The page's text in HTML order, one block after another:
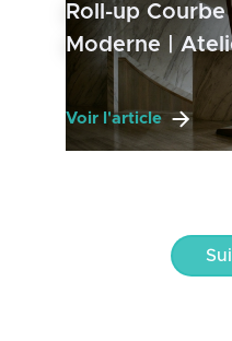
Roll-up
Moderne |
Voir l'article